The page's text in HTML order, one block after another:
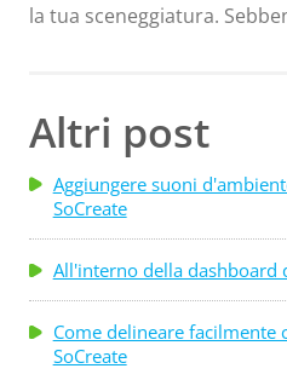
la tua sceneggiatura.
dovresti sapere se stai
da 150 milioni di dollari o
dollari. Tenere presente il
a commercializzare la tua
conseguenza e a portarla a
realizzarla o raccogliere
stesso. Quali cose
sceneggiatura? Come
Altri post
Aggiungere suoni
SoCreate
All'interno della dashboard
Come delineare
SoCreate